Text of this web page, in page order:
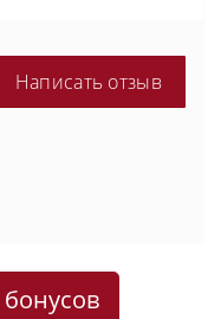
Написать отзыв
бонусов